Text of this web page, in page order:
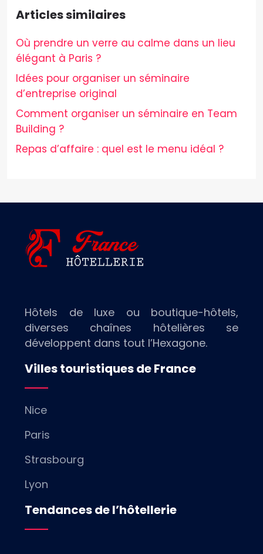
Articles similaires
Où prendre un verre au calme dans un lieu
élégant à Paris ?
Idées pour organiser un séminaire
d’entreprise original
Comment organiser un séminaire en Team
Building ?
Repas d’affaire : quel est le menu idéal ?
Hôtels de luxe ou boutique-hôtels,
diverses chaînes hôtelières se
développent dans tout l’Hexagone.
Villes touristiques de France
Nice
Paris
Strasbourg
Lyon
Tendances de l’hôtellerie